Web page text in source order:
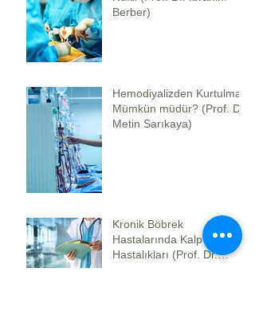
Berber)
Hemodiyalizden Kurtulmak
Mümkün müdür? (Prof. Dr.
Metin Sarıkaya)
Kronik Böbrek
Hastalarında Kalp
Hastalıkları (Prof. Dr.